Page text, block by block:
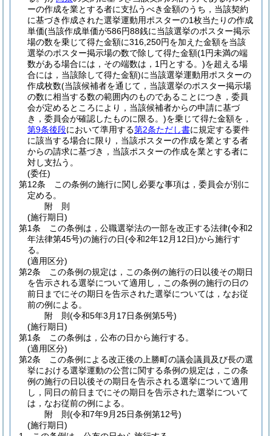
ーの作成を業とする者に支払うべき金額のうち，当該契約
に基づき作成された選挙運動用ポスターの1枚当たりの作成
単価(当該作成単価が586円88銭に当該選挙のポスター掲示
場の数を乗じて得た金額に316,250円を加えた金額を当該
選挙のポスター掲示場の数で除して得た金額(1円未満の端
数がある場合には，その端数は，1円とする。)を超える場
合には，当該除して得た金額)に当該選挙運動用ポスターの
作成枚数(当該候補者を通じて，当該選挙のポスター掲示場
の数に相当する数の範囲内のものであることにつき，委員
会が定めるところにより，当該候補者からの申請に基づ
き，委員会が確認したものに限る。)を乗じて得た金額を，
第9条後段において準用する第2条ただし書に規定する要件
に該当する場合に限り，当該ポスターの作成を業とする者
からの請求に基づき，当該ポスターの作成を業とする者に
対し支払う。
(委任)
第12条
この条例の施行に関し必要な事項は，委員会が別に
定める。
附 則
(施行期日)
第1条
この条例は，公職選挙法の一部を改正する法律(令和2
年法律第45号)の施行の日(令和2年12月12日)から施行す
る。
(適用区分)
第2条
この条例の規定は，この条例の施行の日以後その期日
を告示される選挙について適用し，この条例の施行の日の
前日までにその期日を告示された選挙については，なお従
前の例による。
附 則(令和5年3月17日条例第5号)
(施行期日)
第1条
この条例は，公布の日から施行する。
(適用区分)
第2条
この条例による改正後の上勝町の議会議員及び長の選
挙における選挙運動の公営に関する条例の規定は，この条
例の施行の日以後その期日を告示される選挙について適用
し，同日の前日までにその期日を告示された選挙について
は，なお従前の例による。
附 則(令和7年9月25日条例第12号)
(施行期日)